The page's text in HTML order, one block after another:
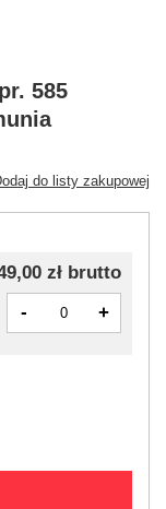
585
do listy zakupowej
zł brutto
- +